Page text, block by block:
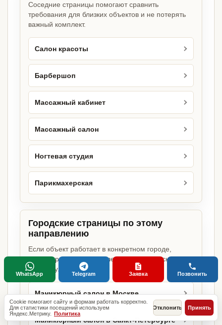
Соседние страницы помогают сравнить
требования для близких объектов и не потерять
важный комплект.
Салон красоты
Барбершоп
Массажный кабинет
Массажный салон
Ногтевая студия
Парикмахерская
Городские страницы по этому
направлению
Если объект работает в конкретном городе,
можно сразу открыть релевантную городскую
страницу.
Маникюрный салон в Москве
Маникюрный салон в Санкт-Петербурге
Cookie помогают сайту и формам работать корректно.
Для статистики посещений используем
Яндекс.Метрику. Политика
Отклонить Принять
WhatsApp Telegram Заявка Позвонить